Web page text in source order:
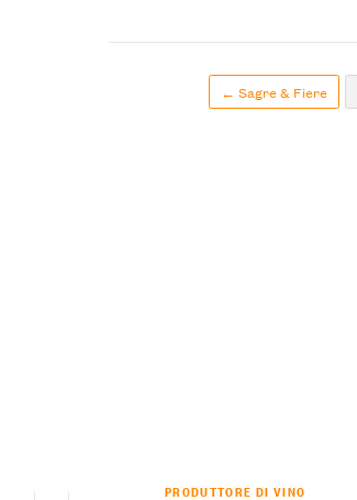
← Sagre & Fiere
PRODUTTORE DI VINO